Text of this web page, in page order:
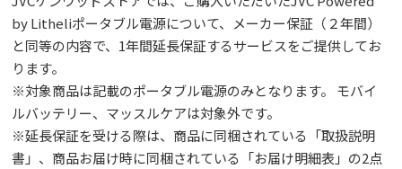
by Litheliポータブル電源について、メーカー保証（２年間）
と同等の内容で、1年間延⻑保証するサービスをご提供してお
ります。
※対象商品は記載のポータブル電源のみとなります。 モバイ
ルバッテリー、マッスルケアは対象外です。
※延⻑保証を受ける際は、商品に同梱されている「取扱説明
書」、商品お届け時に同梱されている「お届け明細表」の2点